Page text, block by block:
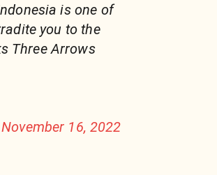
is one of
you to the
Three Arrows
November 16, 2022